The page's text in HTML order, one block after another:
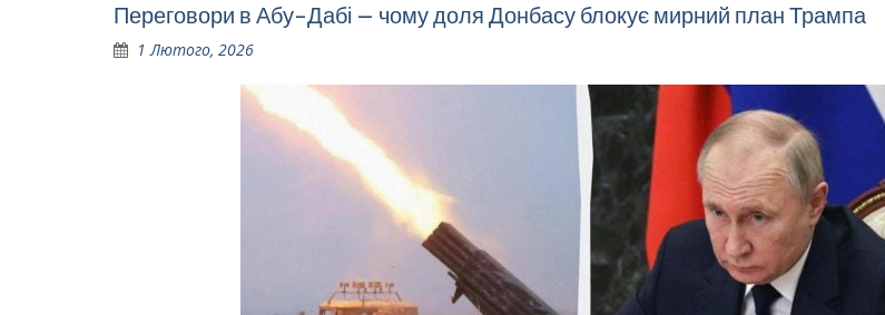
Переговори в Абу-Дабі – чому доля Донбасу блокує мирний план Трампа
1 Лютого, 2026